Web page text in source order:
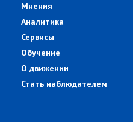
Мнения
Аналитика
Сервисы
Обучение
О движении
Стать наблюдателем